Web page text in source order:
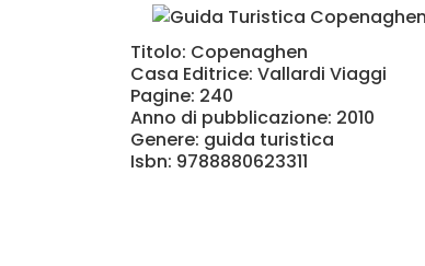
Titolo: Copenaghen
Casa Editrice: Vallardi Viaggi
Pagine: 240
Anno di pubblicazione: 2010
Genere: guida turistica
Isbn: 9788880623311